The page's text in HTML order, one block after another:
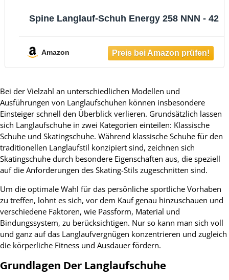
Spine Langlauf-Schuh Energy 258 NNN - 42
Amazon
Bei der Vielzahl an unterschiedlichen Modellen und
Ausführungen von Langlaufschuhen können insbesondere
Einsteiger schnell den Überblick verlieren. Grundsätzlich lassen
sich Langlaufschuhe in zwei Kategorien einteilen: Klassische
Schuhe und Skatingschuhe. Während klassische Schuhe für den
traditionellen Langlaufstil konzipiert sind, zeichnen sich
Skatingschuhe durch besondere Eigenschaften aus, die speziell
auf die Anforderungen des Skating-Stils zugeschnitten sind.
Um die optimale Wahl für das persönliche sportliche Vorhaben
zu treffen, lohnt es sich, vor dem Kauf genau hinzuschauen und
verschiedene Faktoren, wie Passform, Material und
Bindungssystem, zu berücksichtigen. Nur so kann man sich voll
und ganz auf das Langlaufvergnügen konzentrieren und zugleich
die körperliche Fitness und Ausdauer fördern.
Grundlagen Der Langlaufschuhe